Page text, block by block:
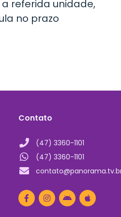
referida unidade,
no prazo
Contato
(47) 3360-1101
(47) 3360-1101